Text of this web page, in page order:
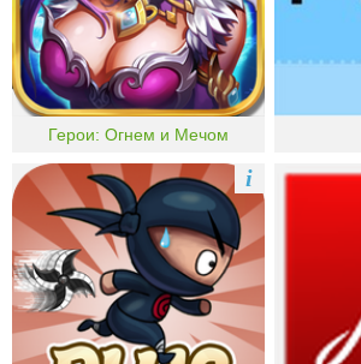
Герои: Огнем и Мечом
i